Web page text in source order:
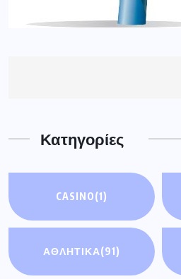
Κατηγορίες
CASINO(1)
ΑΘΛΗΤΙΚΆ(91)